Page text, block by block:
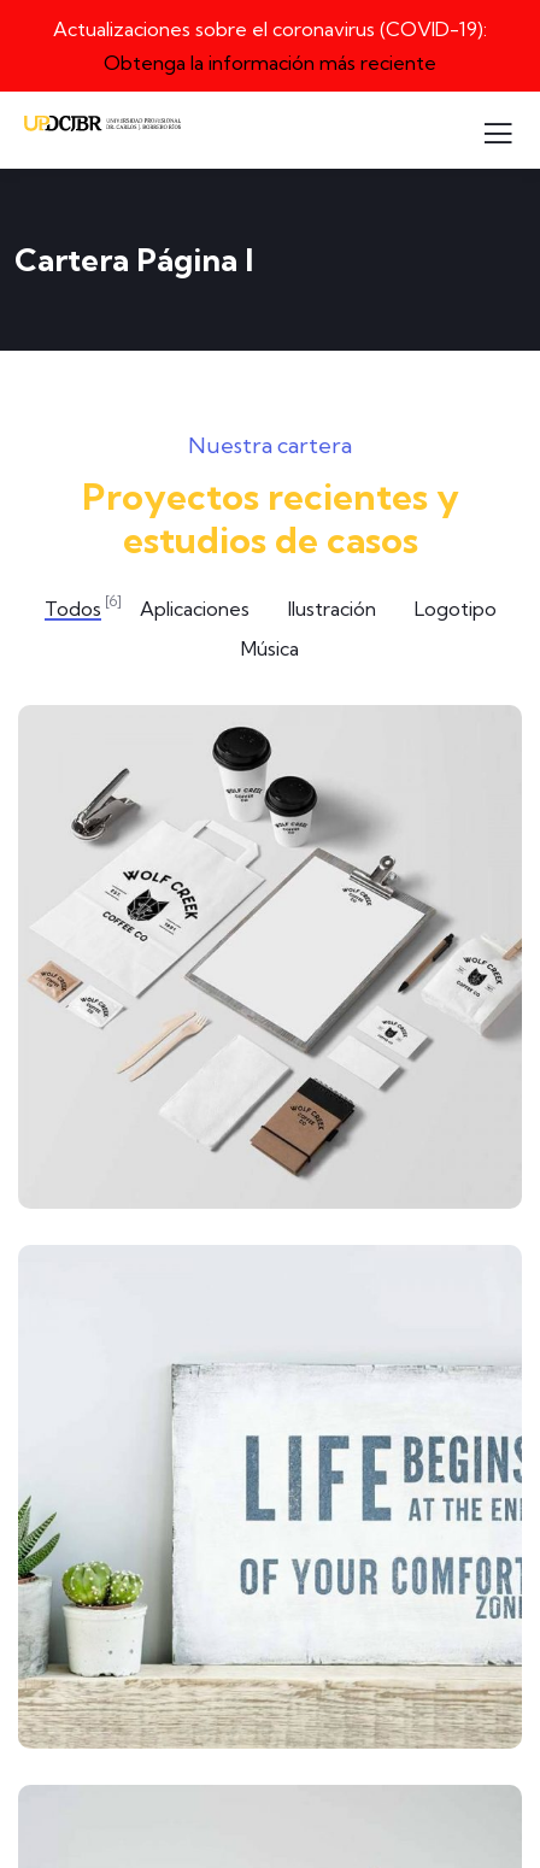
Actualizaciones sobre el coronavirus (COVID-19):
Obtenga la información más reciente
Cartera Página I
Nuestra cartera
Proyectos recientes y
estudios de casos
Todos [6] Aplicaciones Ilustración
Logotipo
Música
APLICACIONES
Bicicletas especiales
ILUSTRACIÓN
Aplicación móvil del tiempo